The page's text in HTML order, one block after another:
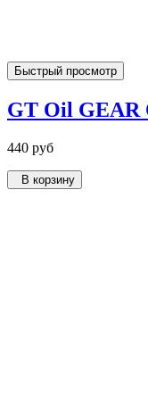
Быстрый просмотр
GT Oil GEAR
440 руб
В корзину